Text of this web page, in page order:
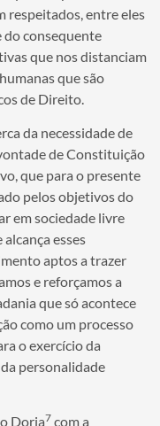
respeitados, entre eles
do consequente
que nos distanciam
que são
de Direito.
da necessidade de
de Constituição
que para o presente
pelos objetivos do
em sociedade livre
esses
aptos a trazer
e reforçamos a
que só acontece
como um processo
o exercício da
personalidade
Doria7 com a